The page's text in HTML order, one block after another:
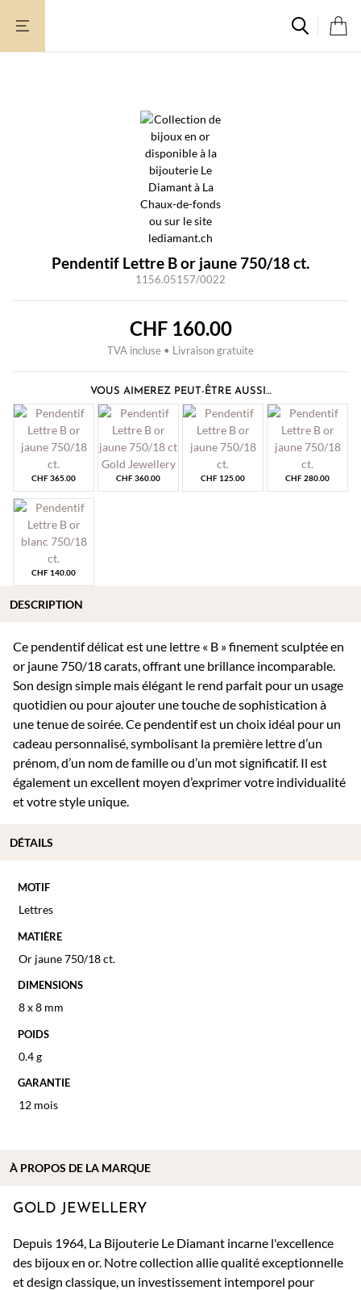
Pendentif Lettre B or jaune 750/18 ct.
1156.05157/0022
CHF160.00
TVA incluse • Livraison gratuite
VOUS AIMEREZ PEUT-ÊTRE AUSSI…
CHF365.00 CHF360.00 CHF 125.00 CHF280.00
CHF 140.00
Ce pendentif délicat est une lettre « B » finement sculptée en
or jaune 750/18 carats, offrant une brillance incomparable.
Son design simple mais élégant le rend parfait pour un usage
quotidien ou pour ajouter une touche de sophistication à
une tenue de soirée. Ce pendentif est un choix idéal pour un
cadeau personnalisé, symbolisant la première lettre d’un
prénom, d’un nom de famille ou d’un mot significatif. Il est
également un excellent moyen d’exprimer votre individualité
et votre style unique.
MOTIF
Lettres
MATIÈRE
Or jaune 750/18 ct.
DIMENSIONS
8 x 8 mm
POIDS
0.4 g
GARANTIE
12 mois
GOLD JEWELLERY
Depuis 1964, La Bijouterie Le Diamant incarne l'excellence
des bijoux en or. Notre collection allie qualité exceptionnelle
et design classique, un investissement intemporel pour
DESCRIPTION
DÉTAILS
À PROPOS DE LA MARQUE